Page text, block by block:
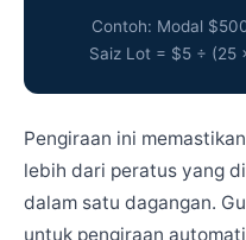
Contoh: Modal
Saiz Lot = $5 ÷ (25
Pengiraan ini
lebih dari peratus yang
dalam satu dagangan.
untuk pengiraan